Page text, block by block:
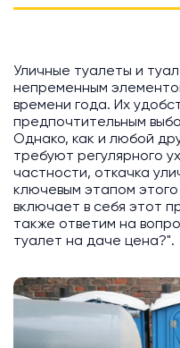
Уличные туалеты и
непременным
времени года. Их
предпочтительным
Однако, как и любой
требуют регулярного
частности, откачка
ключевым этапом
включает в себя этот
также ответим на
туалет на даче цена?".